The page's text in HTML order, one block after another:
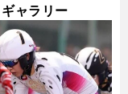
ャラリー